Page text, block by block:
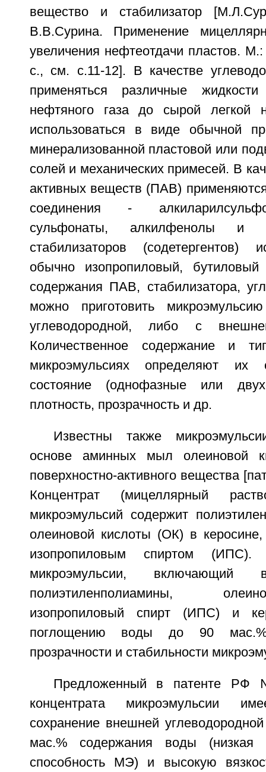
вещество и стабилизатор
В.В.Сурина. Применение
увеличения нефтеотдачи пластов.
с., см. с.11-12]. В качестве
применяться различные
нефтяного газа до сырой легкой
использоваться в виде обычной
минерализованной пластовой или
солей и механических примесей. В
активных веществ (ПАВ)
соединения -
сульфонаты, алкилфенолы
стабилизаторов (содетергентов)
обычно изопропиловый,
содержания ПАВ, стабилизатора,
можно приготовить
углеводородной, либо с
Количественное содержание и
микроэмульсиях определяют их
состояние (однофазные или
плотность, прозрачность и др.
Известны также
основе аминных мыл олеиновой
поверхностно-активного вещества
Концентрат (мицеллярный
микроэмульсий содержит
олеиновой кислоты (ОК) в керосине,
изопропиловым спиртом (ИПС).
микроэмульсии,
полиэтиленполиамины,
изопропиловый спирт (ИПС) и
поглощению воды до 90
прозрачности и стабильности
Предложенный в патенте РФ
концентрата микроэмульсии
сохранение внешней
мас.% содержания воды (низкая
способность МЭ) и высокую